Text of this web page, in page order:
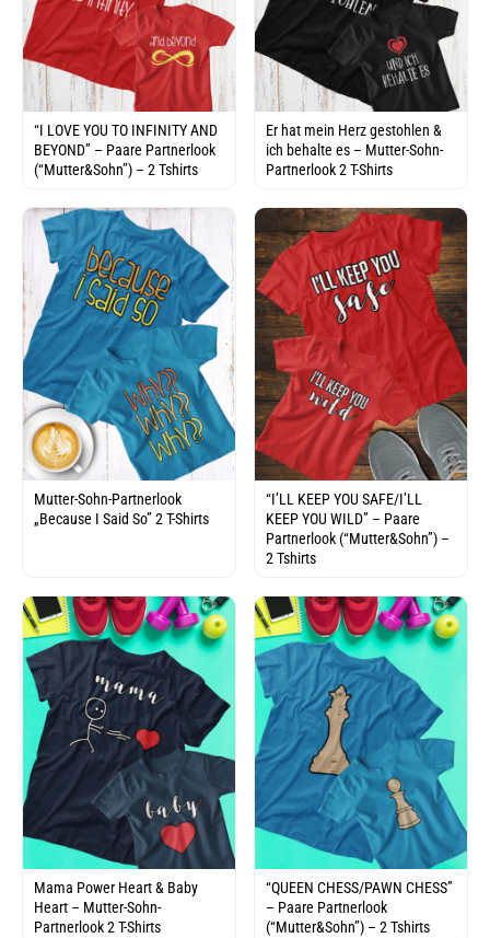
“I LOVE YOU TO INFINITY AND
BEYOND” – Paare Partnerlook
(“Mutter&Sohn”) – 2 Tshirts
Er hat mein Herz gestohlen &
ich behalte es – Mutter-Sohn-
Partnerlook 2 T-Shirts
Mutter-Sohn-Partnerlook
„Because I Said So” 2 T-Shirts
“I’LL KEEP YOU SAFE/I’LL
KEEP YOU WILD” – Paare
Partnerlook (“Mutter&Sohn”) –
2 Tshirts
Mama Power Heart & Baby
Heart – Mutter-Sohn-
Partnerlook 2 T-Shirts
“QUEEN CHESS/PAWN CHESS”
– Paare Partnerlook
(“Mutter&Sohn”) – 2 Tshirts